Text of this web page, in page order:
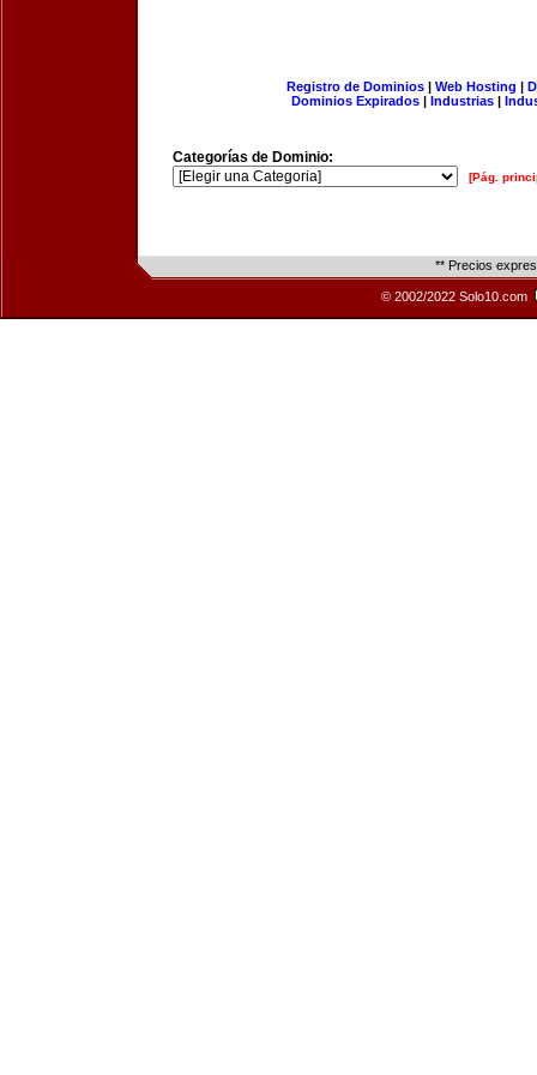
Registro de Dominios| Web Hosting |
Dominios Expirados | Industrias |
Categorías de Dominio:
[Pág.
** Precios
© 2002/2022 Solo10.com